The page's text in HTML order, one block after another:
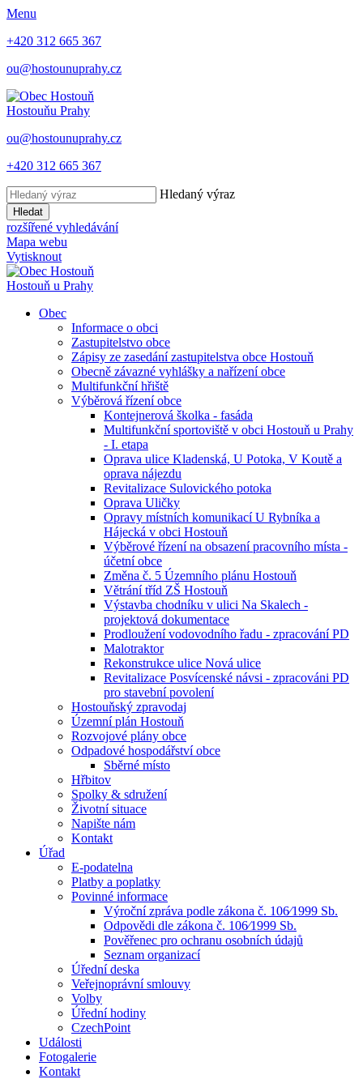
Menu
+420 312 665 367
ou@hostounuprahy.cz
Hostouňu Prahy
ou@hostounuprahy.cz
+420 312 665 367
Hledaný výraz
Hledat
rozšířené vyhledávání
Mapa webu
Vytisknout
Hostouň u Prahy
Obec
Informace o obci
Zastupitelstvo obce
Zápisy ze zasedání zastupitelstva obce Hostouň
Obecně závazné vyhlášky a nařízení obce
Multifunkční hřiště
Výběrová řízení obce
Kontejnerová školka - fasáda
Multifunkční sportoviště v obci Hostouň u Prahy
- I. etapa
Oprava ulice Kladenská, U Potoka, V Koutě a
oprava nájezdu
Revitalizace Sulovického potoka
Oprava Uličky
Opravy místních komunikací U Rybníka a
Hájecká v obci Hostouň
Výběrové řízení na obsazení pracovního místa -
účetní obce
Změna č. 5 Územního plánu Hostouň
Větrání tříd ZŠ Hostouň
Výstavba chodníku v ulici Na Skalech -
projektová dokumentace
Prodloužení vodovodního řadu - zpracování PD
Malotraktor
Rekonstrukce ulice Nová ulice
Revitalizace Posvícenské návsi - zpracováni PD
pro stavební povolení
Hostouňský zpravodaj
Územní plán Hostouň
Rozvojové plány obce
Odpadové hospodářství obce
Sběrné místo
Hřbitov
Spolky & sdružení
Životní situace
Napište nám
Kontakt
Úřad
E-podatelna
Platby a poplatky
Povinné informace
Výroční zpráva podle zákona č. 106⁄1999 Sb.
Odpovědi dle zákona č. 106⁄1999 Sb.
Pověřenec pro ochranu osobních údajů
Seznam organizací
Úřední deska
Veřejnoprávní smlouvy
Volby
Úřední hodiny
CzechPoint
Události
Fotogalerie
Kontakt